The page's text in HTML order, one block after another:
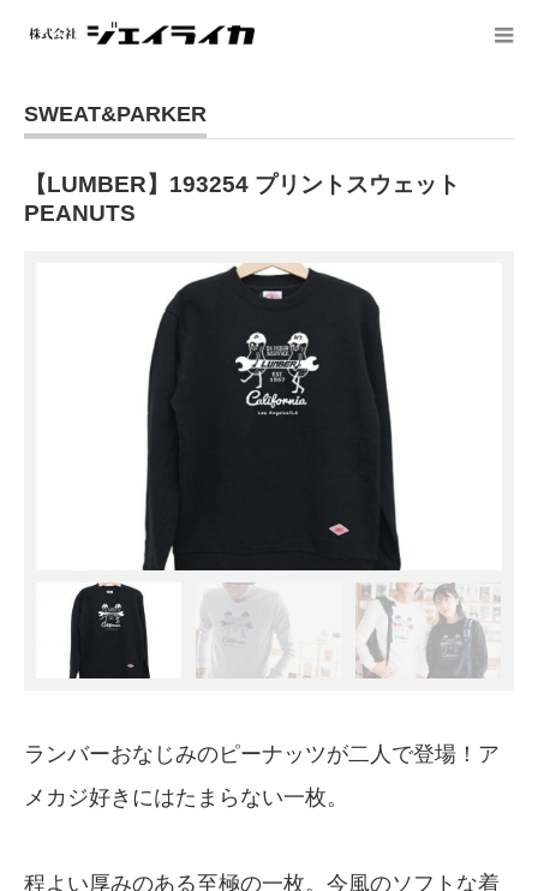
SWEAT&PARKER
【LUMBER】193254 プリントスウェット
PEANUTS
ランバーおなじみのピーナッツが二人で登場！ア
メカジ好きにはたまらない一枚。
程よい厚みのある至極の一枚。今風のソフトな着